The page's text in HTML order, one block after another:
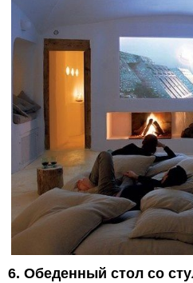
6. Обеденный стол со